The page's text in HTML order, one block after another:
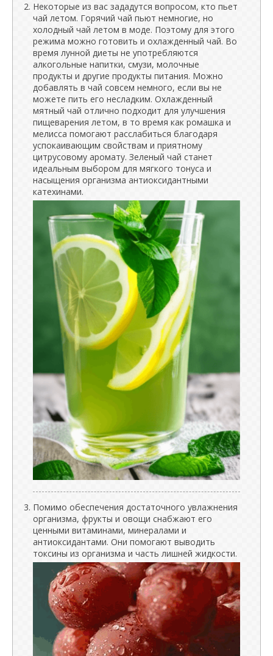
Некоторые из вас зададутся вопросом, кто пьет
чай летом. Горячий чай пьют немногие, но
холодный чай летом в моде. Поэтому для этого
режима можно готовить и охлажденный чай. Во
время лунной диеты не употребляются
алкогольные напитки, смузи, молочные
продукты и другие продукты питания. Можно
добавлять в чай ​​совсем немного, если вы не
можете пить его несладким. Охлажденный
мятный чай отлично подходит для улучшения
пищеварения летом, в то время как ромашка и
мелисса помогают расслабиться благодаря
успокаивающим свойствам и приятному
цитрусовому аромату. Зеленый чай станет
идеальным выбором для мягкого тонуса и
насыщения организма антиоксидантными
катехинами.
Помимо обеспечения достаточного увлажнения
организма, фрукты и овощи снабжают его
ценными витаминами, минералами и
антиоксидантами. Они помогают выводить
токсины из организма и часть лишней жидкости.